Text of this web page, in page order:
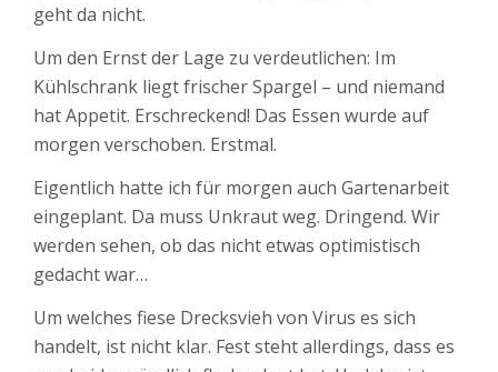
geht da nicht.
Um den Ernst der Lage zu verdeutlichen: Im
Kühlschrank liegt frischer Spargel – und niemand
hat Appetit. Erschreckend! Das Essen wurde auf
morgen verschoben. Erstmal.
Eigentlich hatte ich für morgen auch Gartenarbeit
eingeplant. Da muss Unkraut weg. Dringend. Wir
werden sehen, ob das nicht etwas optimistisch
gedacht war…
Um welches fiese Drecksvieh von Virus es sich
handelt, ist nicht klar. Fest steht allerdings, dass es